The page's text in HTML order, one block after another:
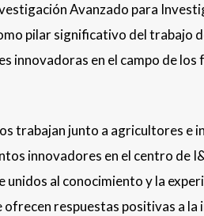
Avanzado para
pilar significativo del trabajo
innovadoras en el campo de
trabajan junto a agricultores e
innovadores en el centro de
al conocimiento y la
respuestas positivas a la